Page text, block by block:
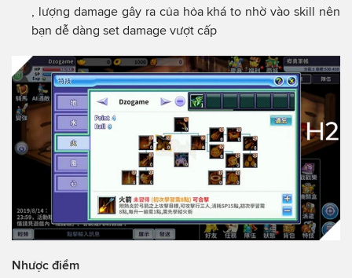
, lượng damage gây ra của hỏa khá to nhờ vào skill nên
bạn dễ dàng set damage vượt cấp
Nhược điểm